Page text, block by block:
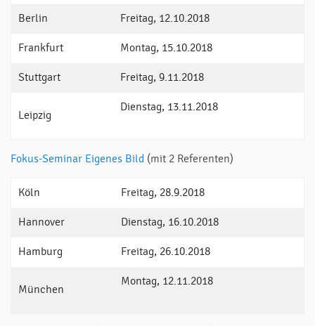
Berlin Freitag, 12.10.2018
Frankfurt Montag, 15.10.2018
Stuttgart Freitag, 9.11.2018
Leipzig
Dienstag, 13.11.2018
Fokus-Seminar Eigenes Bild (mit 2 Referenten)
Köln Freitag, 28.9.2018
Hannover Dienstag, 16.10.2018
Hamburg Freitag, 26.10.2018
München
Montag, 12.11.2018